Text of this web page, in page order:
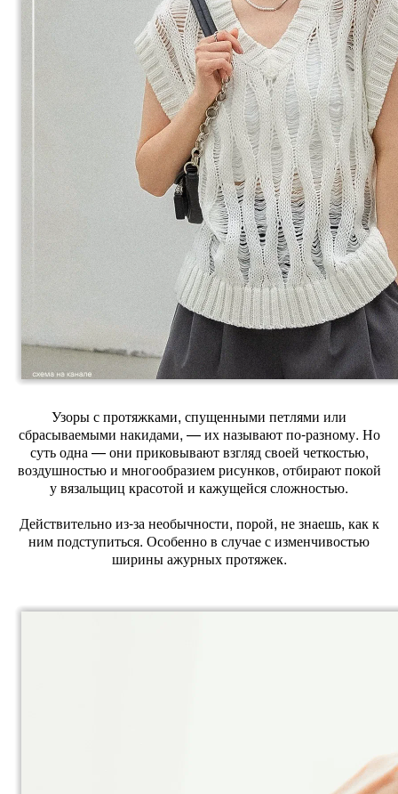
Узоры с протяжками, спущенными петлями или
сбрасываемыми накидами, — их называют по-разному. Но
суть одна — они приковывают взгляд своей четкостью,
воздушностью и многообразием рисунков, отбирают покой
у вязальщиц красотой и кажущейся сложностью.
Действительно из-за необычности, порой, не знаешь, как к
ним подступиться. Особенно в случае с изменчивостью
ширины ажурных протяжек.